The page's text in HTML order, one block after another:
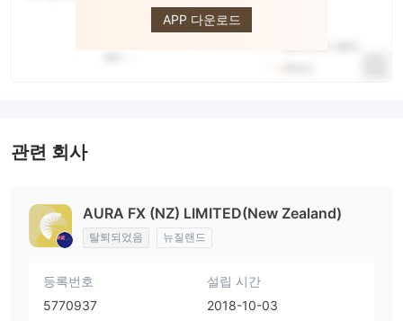
APP 다운로드
관련 회사
AURA FX (NZ) LIMITED(New Zealand)
탈퇴되었음 뉴질랜드
등록번호
5770937
설립 시간
2018-10-03